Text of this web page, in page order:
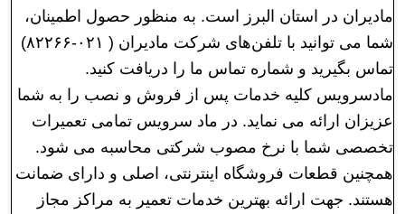
مادیران در استان البرز است. به منظور حصول اطمینان،
شما می توانید با تلفن‌های شرکت مادیران ( ۰۲۱-۸۲۲۶۶)
تماس بگیرید و شماره تماس ما را دریافت کنید.
مادسرویس کلیه خدمات پس از فروش و نصب را به شما
عزیزان ارائه می نماید. در ماد سرویس تمامی تعمیرات
تخصصی شما با نرخ مصوب شرکتی محاسبه می شود.
همچنین قطعات فروشگاه اینترنتی، اصلی و دارای ضمانت
هستند. جهت ارائه بهترین خدمات تعمیر به مراکز مجاز